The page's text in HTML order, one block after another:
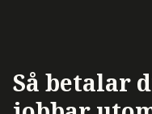
Så betalar